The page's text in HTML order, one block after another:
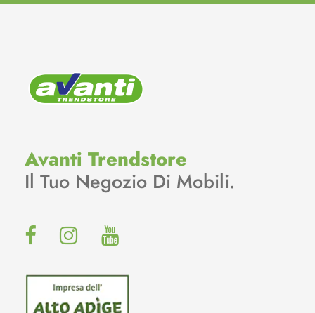
Avanti Trendstore
Il Tuo Negozio Di Mobili.